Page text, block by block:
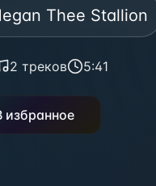
Thee Stallion
2 треков 5:41
избранное